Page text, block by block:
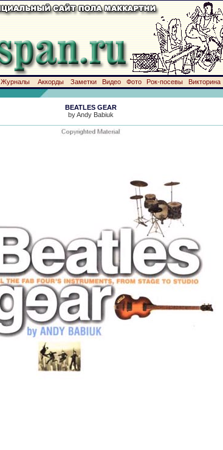
Журналы Аккорды Заметки Видео Фото Рок-посевы Викторина
BEATLES GEAR
by Andy Babiuk